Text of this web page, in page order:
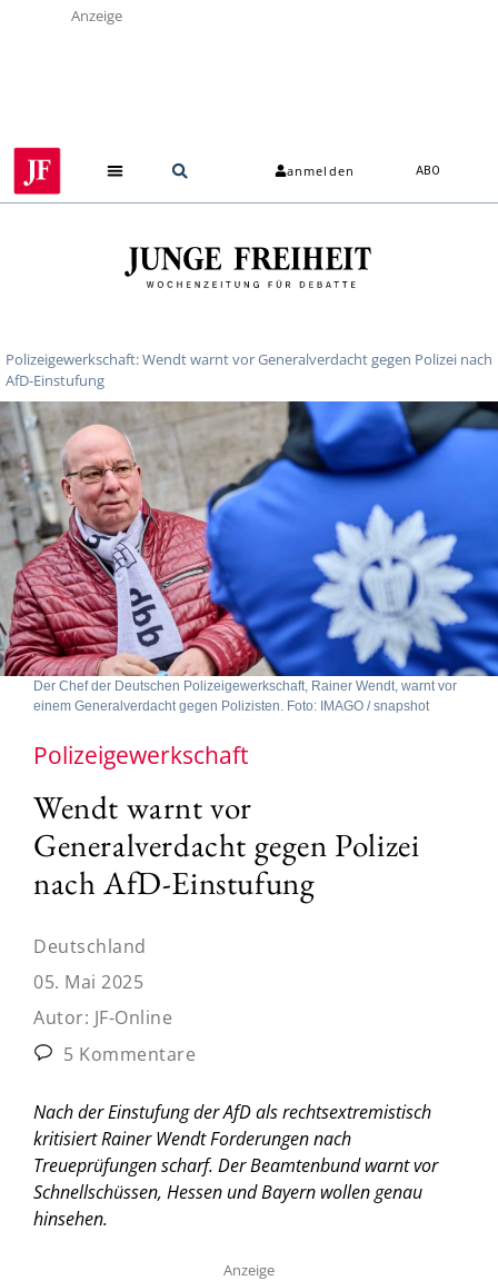
Anzeige
anmelden ABO
Polizeigewerkschaft: Wendt warnt vor Generalverdacht gegen Polizei nach
AfD-Einstufung
Der Chef der Deutschen Polizeigewerkschaft, Rainer Wendt, warnt vor
einem Generalverdacht gegen Polizisten. Foto: IMAGO / snapshot
Polizeigewerkschaft
Wendt warnt vor
Generalverdacht gegen Polizei
nach AfD-Einstufung
Deutschland
05. Mai 2025
Autor: JF-Online
5 Kommentare
Nach der Einstufung der AfD als rechtsextremistisch
kritisiert Rainer Wendt Forderungen nach
Treueprüfungen scharf. Der Beamtenbund warnt vor
Schnellschüssen, Hessen und Bayern wollen genau
hinsehen.
Anzeige